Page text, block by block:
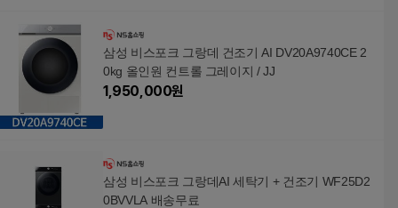
삼성 비스포크 그랑데 건조기 AI DV20A9740CE 2
0kg 올인원 컨트롤 그레이지 / JJ
1,950,000원
삼성 비스포크 그랑데AI 세탁기 + 건조기 WF25D2
0BVVLA 배송무료